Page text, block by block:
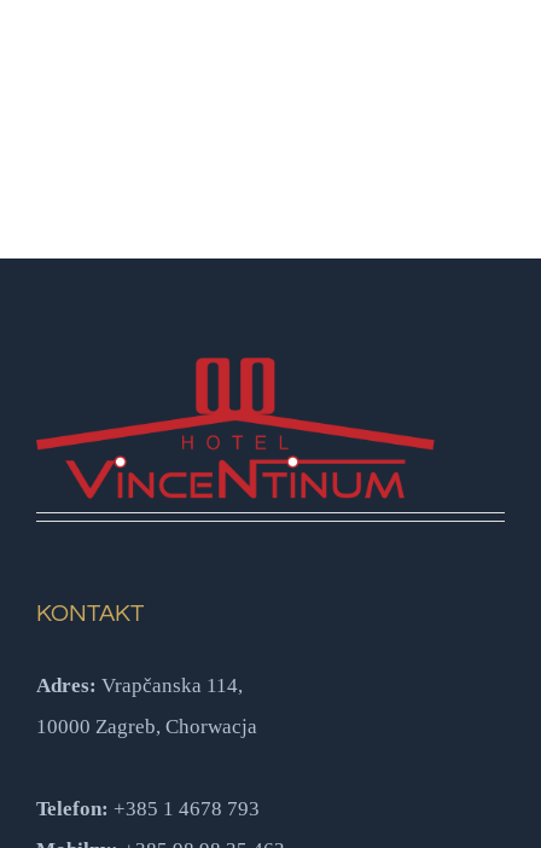
KONTAKT
Adres: Vrapčanska 114,
10000 Zagreb, Chorwacja
Telefon: +385 1 4678 793